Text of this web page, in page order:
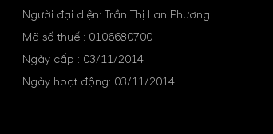
Người đại diện: Trần Thị Lan Phương
Mã số thuế : 0106680700
Ngày cấp : 03/11/2014
Ngày hoạt động: 03/11/2014